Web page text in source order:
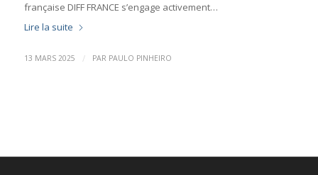
française DIFF FRANCE s’engage activement…
Lire la suite
13 MARS 2025 / PAR PAULO PINHEIRO